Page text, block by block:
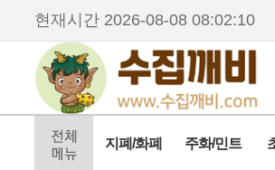
현재시간 2026-08-08 08:02:11
지폐/화폐 주화/민트